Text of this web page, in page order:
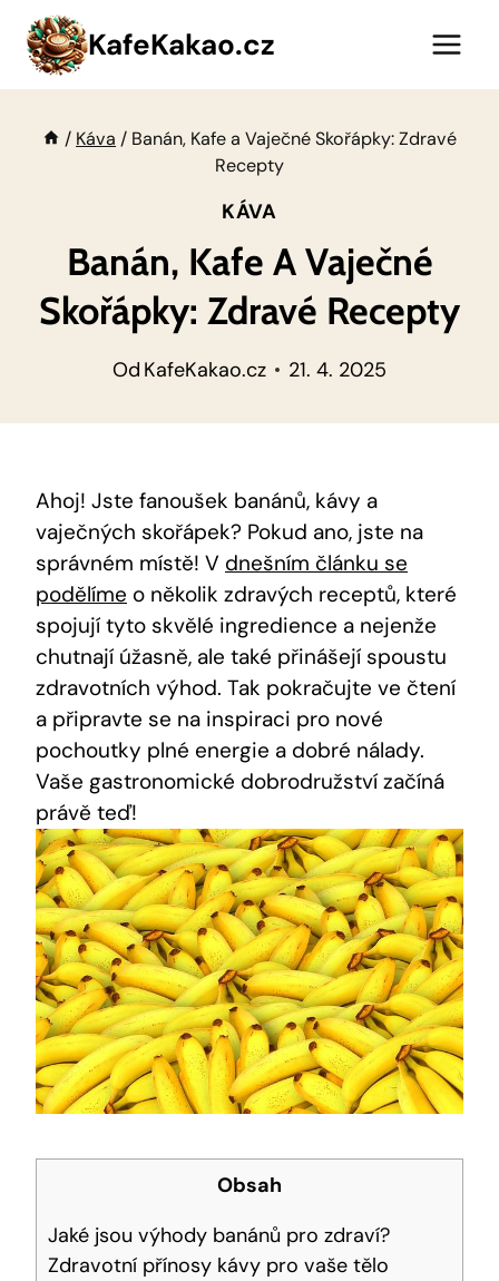
Přeskočit
obsah
KafeKakao.cz
/ Káva / Banán, Kafe a Vaječné Skořápky: Zdravé
Recepty
KÁVA
Banán, Kafe A Vaječné
Skořápky: Zdravé Recepty
Od KafeKakao.cz 21. 4. 2025
Ahoj! Jste fanoušek banánů, kávy a
vaječných skořápek? Pokud ano, jste na
správném místě! V dnešním článku se
podělíme o několik zdravých receptů, které
spojují tyto skvělé ingredience a nejenže
chutnají úžasně, ale také přinášejí spoustu
zdravotních výhod. Tak pokračujte ve čtení
a připravte se na inspiraci pro nové
pochoutky plné energie a dobré nálady.
Vaše gastronomické dobrodružství začíná
právě teď!
Obsah
Jaké jsou výhody banánů pro zdraví?
Zdravotní přínosy kávy pro vaše tělo